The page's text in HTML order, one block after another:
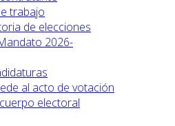
trabajo
de elecciones
2026-
al acto de votación
electoral